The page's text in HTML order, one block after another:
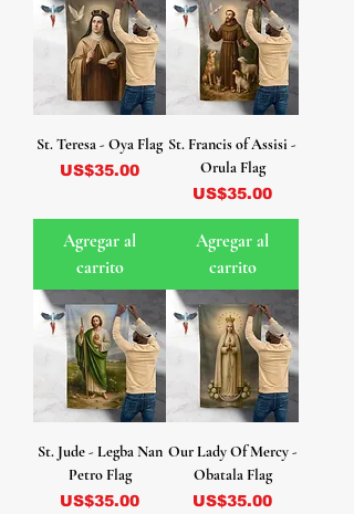
St. Teresa - Oya Flag
Precio
US$35.00
Agregar al
carrito
St. Francis of Assisi -
Orula Flag
Precio
US$35.00
Agregar al
carrito
St. Jude - Legba Nan
Petro Flag
Precio
US$35.00
Our Lady Of Mercy -
Obatala Flag
Precio
US$35.00